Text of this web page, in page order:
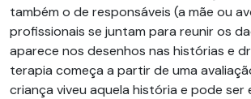
também o de responsáveis (a mãe ou
profissionais se juntam para reunir os
aparece nos desenhos nas histórias e
terapia começa a partir de uma
criança viveu aquela história e pode ser